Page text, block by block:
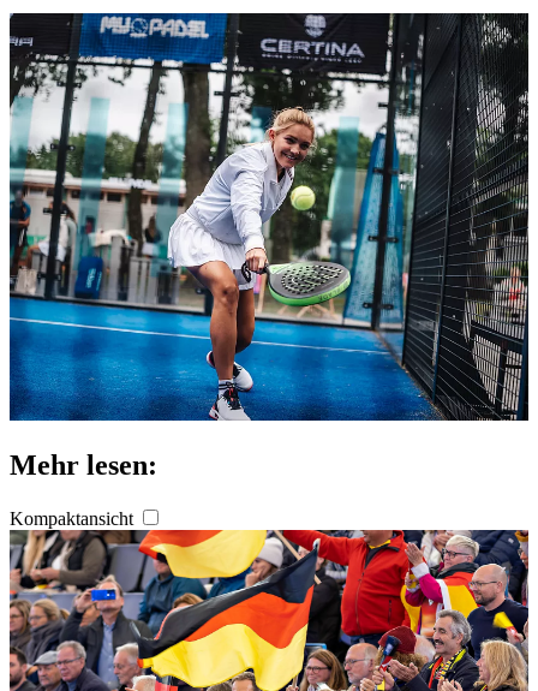
Mehr lesen:
Kompaktansicht